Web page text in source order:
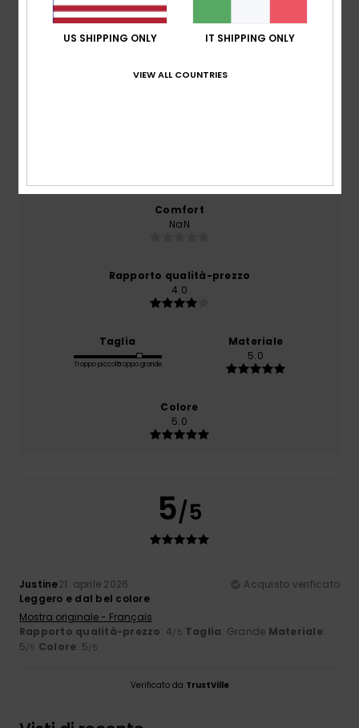
5.0
Comfort
NaN
Rapporto qualità-prezzo
4.0
Taglia
Troppo piccoloTroppo grande
Materiale
5.0
Colore
5.0
5/5
Justine21. aprile 2026
Acquisto verificato
Leggero e dal bel colore
Mostra originale - Français
Rapporto qualità-prezzo: 4/5 Taglia: Grande Materiale:
5/5 Colore: 5/5
Verificato da TrustVille
US SHIPPING ONLY IT SHIPPING ONLY
VIEW ALL COUNTRIES